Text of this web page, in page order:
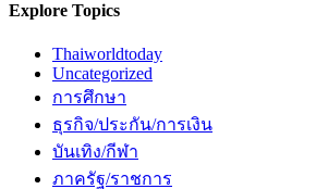
Explore Topics
Thaiworldtoday
Uncategorized
การศึกษา
ธุรกิจ/ประกัน/การเงิน
บันเทิง/กีฬา
ภาครัฐ/ราชการ